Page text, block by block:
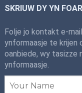
SKRIUW DY YN
Folje jo kontakt e-
ynformaasje te
oanbiede, wy tasizze
ynformaasje.